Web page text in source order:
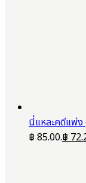
นี่แหละคดีแพ่ง
฿ 85.00.฿